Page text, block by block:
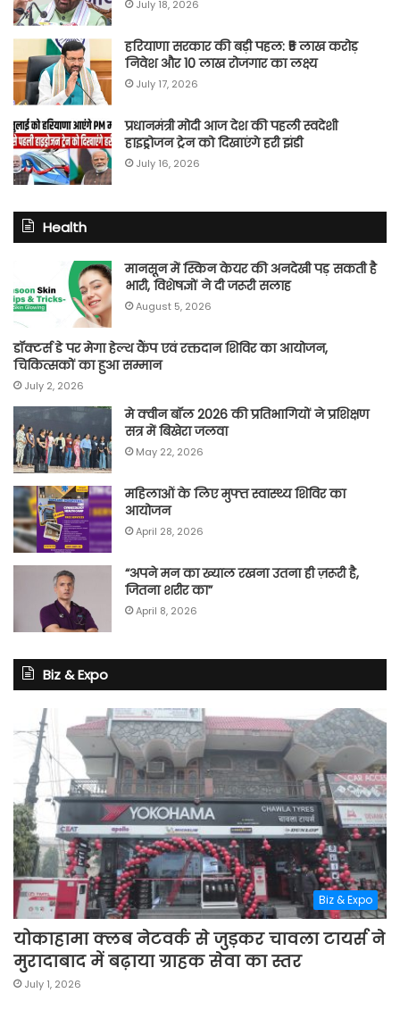
July 18, 2026
हरियाणा सरकार की बड़ी पहल: ₹5 लाख करोड़
निवेश और 10 लाख रोजगार का लक्ष्य
July 17, 2026
प्रधानमंत्री मोदी आज देश की पहली स्वदेशी
हाइड्रोजन ट्रेन को दिखाएंगे हरी झंडी
July 16, 2026
Health
मानसून में स्किन केयर की अनदेखी पड़ सकती है
भारी, विशेषज्ञों ने दी जरूरी सलाह
August 5, 2026
डॉक्टर्स डे पर मेगा हेल्थ कैंप एवं रक्तदान शिविर का आयोजन,
चिकित्सकों का हुआ सम्मान
July 2, 2026
मे क्वीन बॉल 2026 की प्रतिभागियों ने प्रशिक्षण
सत्र में बिखेरा जलवा
May 22, 2026
महिलाओं के लिए मुफ्त स्वास्थ्य शिविर का
आयोजन
April 28, 2026
“अपने मन का ख्याल रखना उतना ही ज़रूरी है,
जितना शरीर का”
April 8, 2026
Biz & Expo
Biz & Expo
योकाहामा क्लब नेटवर्क से जुड़कर चावला टायर्स ने
मुरादाबाद में बढ़ाया ग्राहक सेवा का स्तर
July 1, 2026